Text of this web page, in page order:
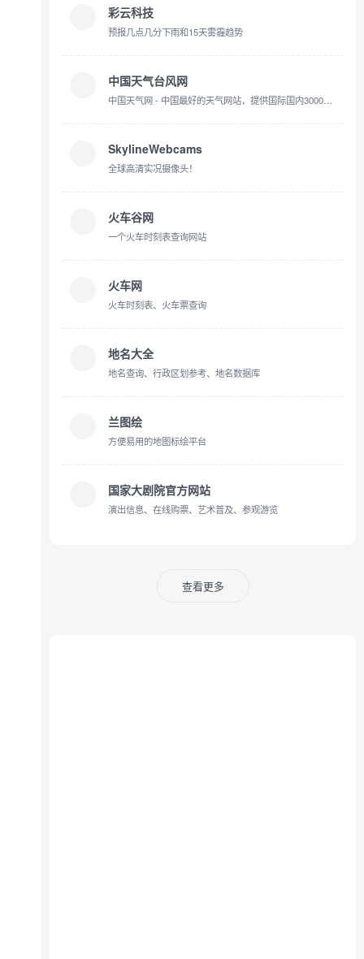
彩云科技
预报几点几分下雨和15天雾霾趋势
中国天气台风网
中国天气网 - 中国最好的天气网站，提供国际国内3000个以上城市的精准天气预报及其它资讯服务
SkylineWebcams
全球高清实况摄像头！
火车谷网
一个火车时刻表查询网站
火车网
火车时刻表、火车票查询
地名大全
地名查询、行政区划参考、地名数据库
兰图绘
方便易用的地图标绘平台
国家大剧院官方网站
演出信息、在线购票、艺术普及、参观游览
查看更多